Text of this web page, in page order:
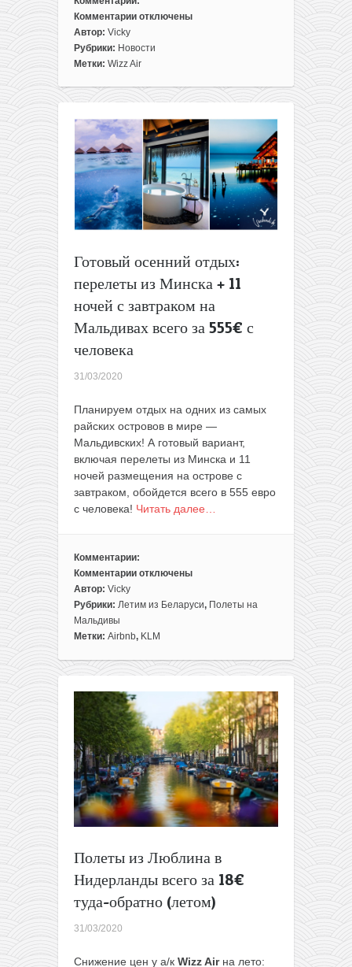
Комментарии
к
записи
Зимние
во
французские
Альпы
всего
за
10€
в
или
за
туда-
обратно
(для
WDC)
отключены
Автор: Vicky
Рубрики: Новости
Метки: Wizz Air
Готовый осенний отдых:
перелеты из Минска + 11
ночей с завтраком на
Мальдивах всего за 555€ с
человека
31/03/2020
Планируем отдых на одних из самых
райских островов в мире —
Мальдивских! А готовый вариант,
включая перелеты из Минска и 11
ночей размещения на острове с
завтраком, обойдется всего в 555 евро
с человека! Читать далее…
Комментарии:
Комментарии
к
записи
Готовый
осенний
перелеты
Минска
11
ночей
с
завтраком
на
Мальдивах
всего
555€
человека
отключены
Автор: Vicky
Рубрики: Летим из Беларуси, Полеты на
Мальдивы
Метки: Airbnb, KLM
Полеты из Люблина в
Нидерланды всего за 18€
туда-обратно (летом)
31/03/2020
Снижение цен у а/к Wizz Airна лето: